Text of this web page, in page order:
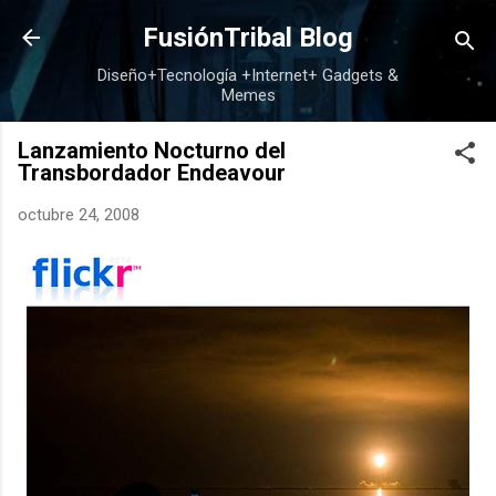
Ir al contenido principal
FusiónTribal Blog
Diseño+Tecnología +Internet+ Gadgets &
Memes
Lanzamiento Nocturno del
Transbordador Endeavour
octubre 24, 2008